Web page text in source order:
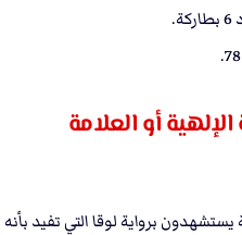
أو العلامة
برواية لوقا التي تفيد بأنه